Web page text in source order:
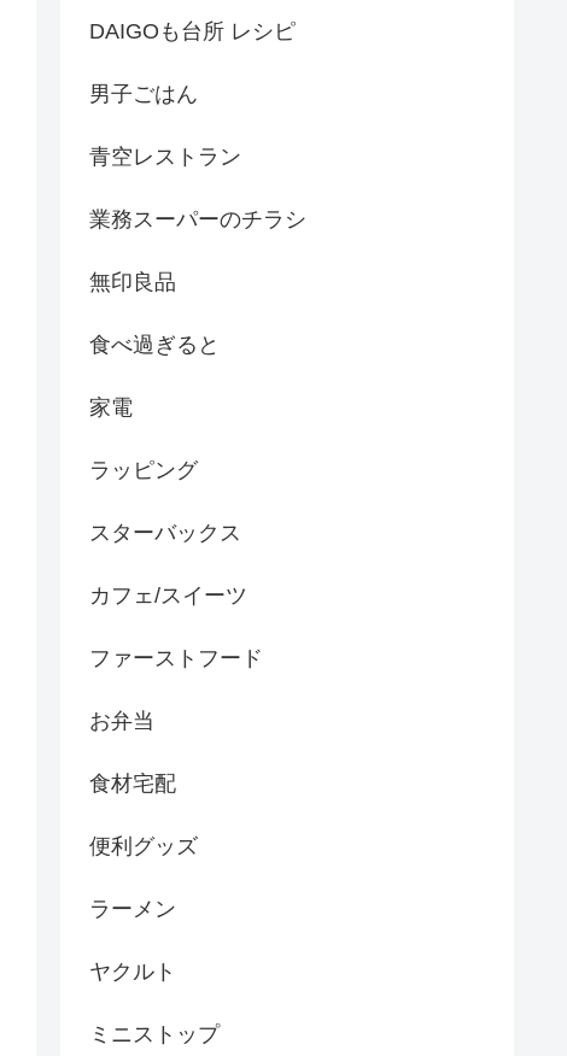
DAIGOも台所 レシピ
男子ごはん
青空レストラン
業務スーパーのチラシ
無印良品
食べ過ぎると
家電
ラッピング
スターバックス
カフェ/スイーツ
ファーストフード
お弁当
食材宅配
便利グッズ
ラーメン
ヤクルト
ミニストップ